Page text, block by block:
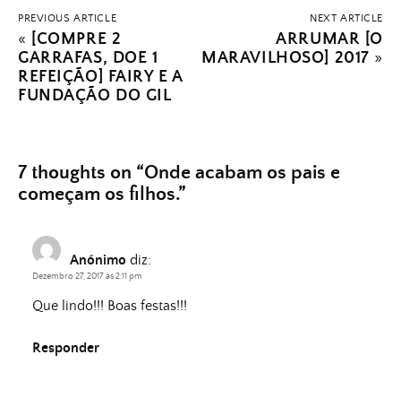
PREVIOUS ARTICLE
«
[COMPRE 2
GARRAFAS, DOE 1
REFEIÇÃO] FAIRY E A
FUNDAÇÃO DO GIL
NEXT ARTICLE
ARRUMAR [O
MARAVILHOSO] 2017 »
7 thoughts on “Onde acabam os pais e
começam os filhos.”
Anónimo diz:
Dezembro 27, 2017 às 2:11 pm
Que lindo!!! Boas festas!!!
Responder